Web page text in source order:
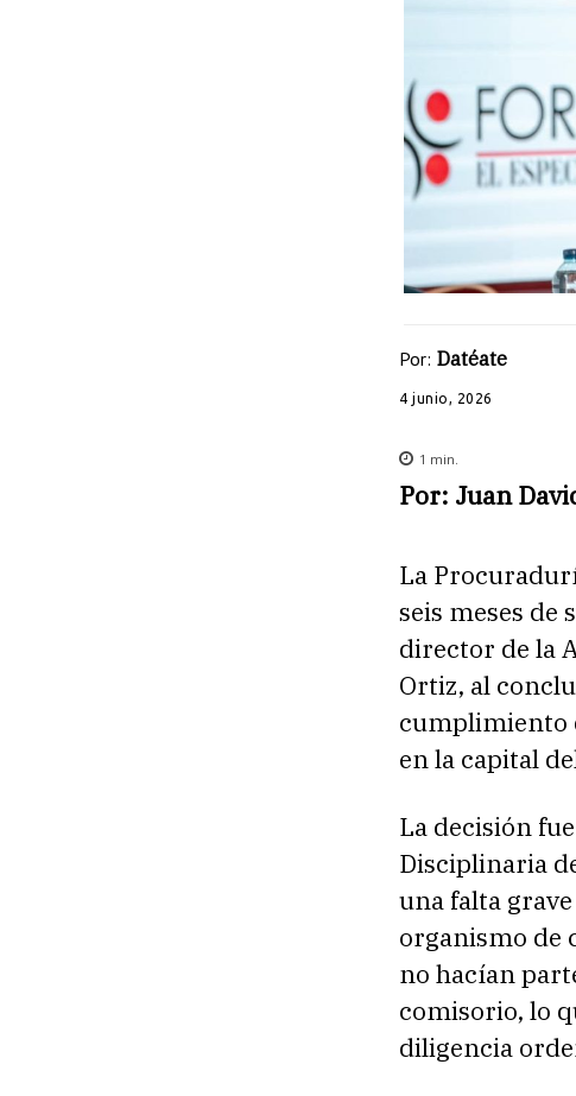
Por: Datéate
4 junio, 2026
1 min.
Por: Juan
La
seis meses de
director de la
Ortiz, al
cumplimiento
en la capital
La decisión
Disciplinaria
una falta
organismo de
no hacían
comisorio, lo
diligencia